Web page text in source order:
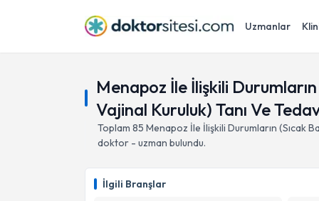
Uzmanlar
Menapoz İle İlişkili
Vajinal Kuruluk) Tanı Ve
Toplam 85 Menapoz İle İlişkili Durumların (Sıcak
doktor - uzman bulundu.
İlgili Branşlar